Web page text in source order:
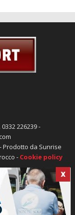
X
226239 -
Prodotto da Sunrise
- Cookie policy